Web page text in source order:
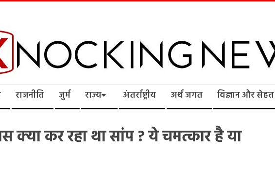
राजनीति जुर्म राज्य अंतर्राष्ट्रीय अर्थ जगत विज्ञान और सेहत
क्या कर रहा था सांप ? ये चमत्कार है या